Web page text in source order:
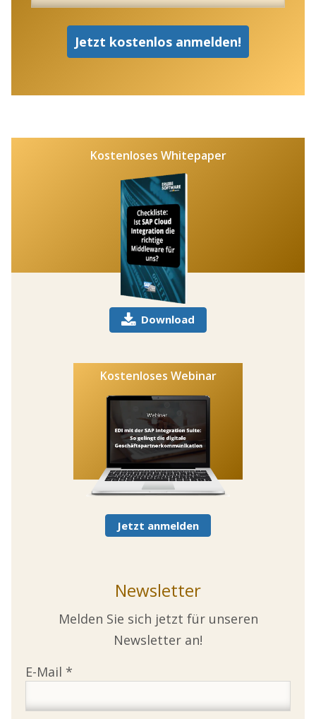
Kostenloses Whitepaper
Download
Kostenloses Webinar
Jetzt anmelden
Newsletter
Melden Sie sich jetzt für unseren
Newsletter an!